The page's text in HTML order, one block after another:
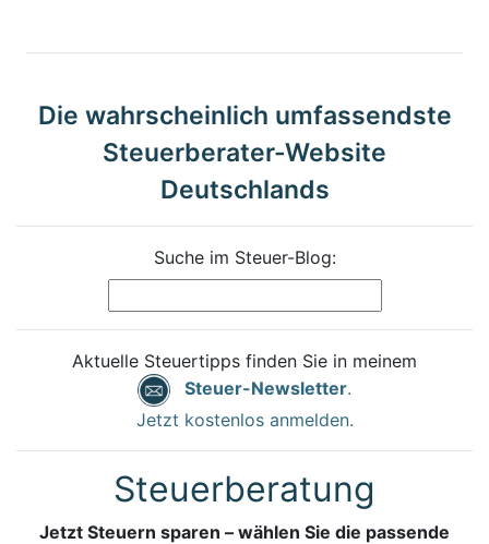
Die wahrscheinlich umfassendste
Steuerberater-Website
Deutschlands
Suche im Steuer-Blog:
Aktuelle Steuertipps finden Sie in meinem
Steuer-Newsletter.
Jetzt kostenlos anmelden.
Steuerberatung
Jetzt Steuern sparen – wählen Sie die passende